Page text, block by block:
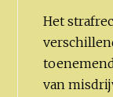
Het
van